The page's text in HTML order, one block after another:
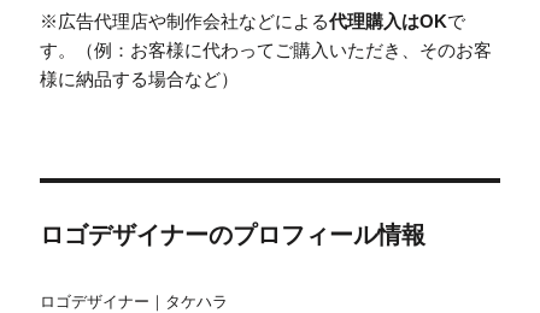
※広告代理店や制作会社などによる代理購入はOKで
す。（例：お客様に代わってご購入いただき、そのお客
様に納品する場合など）
ロゴデザイナーのプロフィール情報
ロゴデザイナー｜タケハラ